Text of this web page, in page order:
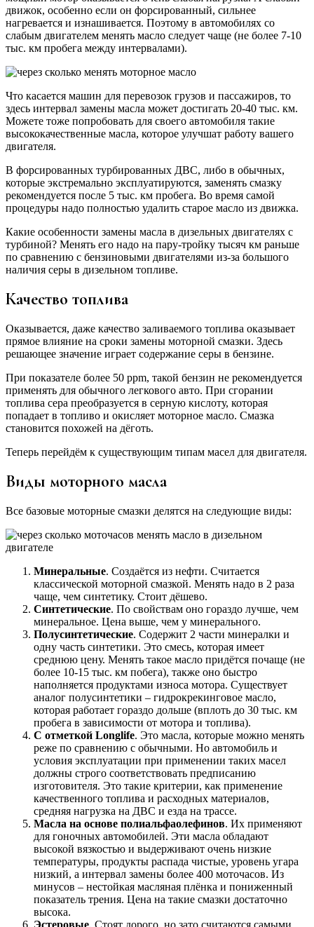
движок, особенно если он форсированный, сильнее
нагревается и изнашивается. Поэтому в автомобилях со
слабым двигателем менять масло следует чаще (не более 7-10
тыс. км пробега между интервалами).
Что касается машин для перевозок грузов и пассажиров, то
здесь интервал замены масла может достигать 20-40 тыс. км.
Можете тоже попробовать для своего автомобиля такие
высококачественные масла, которое улучшат работу вашего
двигателя.
В форсированных турбированных ДВС, либо в обычных,
которые экстремально эксплуатируются, заменять смазку
рекомендуется после 5 тыс. км пробега. Во время самой
процедуры надо полностью удалить старое масло из движка.
Какие особенности замены масла в дизельных двигателях с
турбиной? Менять его надо на пару-тройку тысяч км раньше
по сравнению с бензиновыми двигателями из-за большого
наличия серы в дизельном топливе.
Качество топлива
Оказывается, даже качество заливаемого топлива оказывает
прямое влияние на сроки замены моторной смазки. Здесь
решающее значение играет содержание серы в бензине.
При показателе более 50 ppm, такой бензин не рекомендуется
применять для обычного легкового авто. При сгорании
топлива сера преобразуется в серную кислоту, которая
попадает в топливо и окисляет моторное масло. Смазка
становится похожей на дёготь.
Теперь перейдём к существующим типам масел для двигателя.
Виды моторного масла
Все базовые моторные смазки делятся на следующие виды:
Минеральные. Создаётся из нефти. Считается
классической моторной смазкой. Менять надо в 2 раза
чаще, чем синтетику. Стоит дёшево.
Синтетические. По свойствам оно гораздо лучше, чем
минеральное. Цена выше, чем у минерального.
Полусинтетические. Содержит 2 части минералки и
одну часть синтетики. Это смесь, которая имеет
среднюю цену. Менять такое масло придётся почаще (не
более 10-15 тыс. км побега), также оно быстро
наполняется продуктами износа мотора. Существует
аналог полусинтетики – гидрокрекинговое масло,
которая работает гораздо дольше (вплоть до 30 тыс. км
пробега в зависимости от мотора и топлива).
С отметкой Longlife. Это масла, которые можно менять
реже по сравнению с обычными. Но автомобиль и
условия эксплуатации при применении таких масел
должны строго соответствовать предписанию
изготовителя. Это такие критерии, как применение
качественного топлива и расходных материалов,
средняя нагрузка на ДВС и езда на трассе.
Масла на основе полиальфаолефинов. Их применяют
для гоночных автомобилей. Эти масла обладают
высокой вязкостью и выдерживают очень низкие
температуры, продукты распада чистые, уровень угара
низкий, а интервал замены более 400 моточасов. Из
минусов – нестойкая масляная плёнка и пониженный
показатель трения. Цена на такие смазки достаточно
высока.
Эстеровые. Стоят дорого, но зато считаются самыми